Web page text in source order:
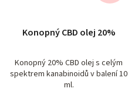
Konopný CBD olej 20%
Konopný 20% CBD olej s celým
spektrem kanabinoidů v balení 10
ml.
hodnocení
je
5,0
z